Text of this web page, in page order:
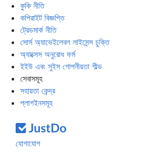
কুকি নীতি
কপিরাইট বিজ্ঞপ্তি
ট্রেডমার্ক নীতি
সোর্স অ্যাভেইলেবল লাইসেন্স চুক্তি
অ্যাক্সেস অনুরোধ ফর্ম
ইইউ এবং সুইস গোপনীয়তা শীল্ড
সেবাসমূহ
সহায়তা কেন্দ্র
প্লাগইনসমূহ
যোগাযোগ